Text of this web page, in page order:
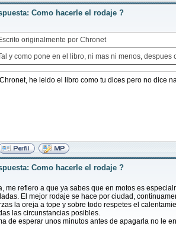
Como hacerle el rodaje ?
originalmente por Chronet
y como pone en el libro, ni mas ni menos,
he leido el libro como tu dices pero no
Como hacerle el rodaje ?
me refiero a que ya sabes que en motos es
El mejor rodaje se hace por ciudad,
la oreja a tope y sobre todo respetes el
las circunstancias posibles.
de esperar unos minutos antes de apagarla no le